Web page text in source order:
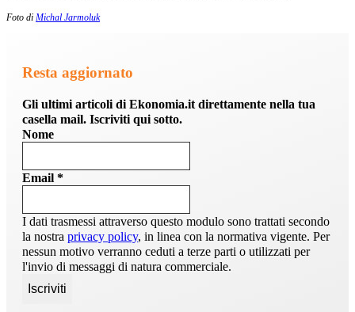
Foto di Michal Jarmoluk
Resta aggiornato
Gli ultimi articoli di Ekonomia.it direttamente nella tua
casella mail. Iscriviti qui sotto.
Nome
Email *
I dati trasmessi attraverso questo modulo sono trattati secondo
la nostra privacy policy, in linea con la normativa vigente. Per
nessun motivo verranno ceduti a terze parti o utilizzati per
l'invio di messaggi di natura commerciale.